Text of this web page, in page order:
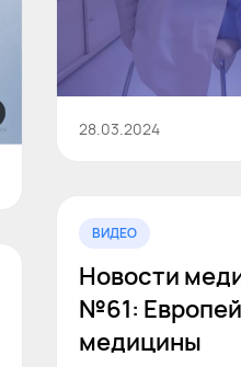
28.03.2024
ВИДЕО
Новости
№61:
медицины